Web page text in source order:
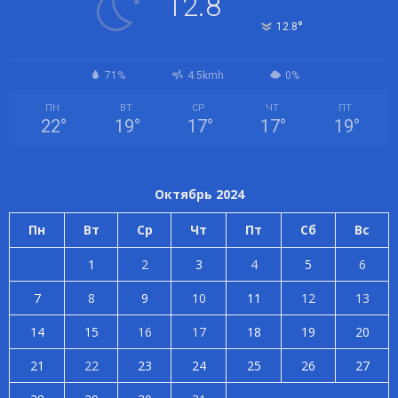
12.8°
71% 4.5kmh 0%
ПН
22°
ВТ
19°
СР
17°
ЧТ
17°
ПТ
19°
Октябрь 2024
Пн Вт Ср Чт Пт Сб Вс
1 2 3 4 5
6
7
8 9 10 11 12
13
14
15 16 17 18 19
20
21
22 23 24 25 26
27